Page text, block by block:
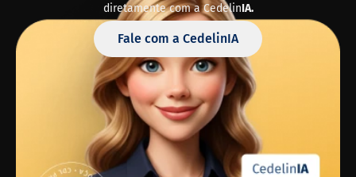
diretamente com a CedelinIA.
Fale com a CedelinIA